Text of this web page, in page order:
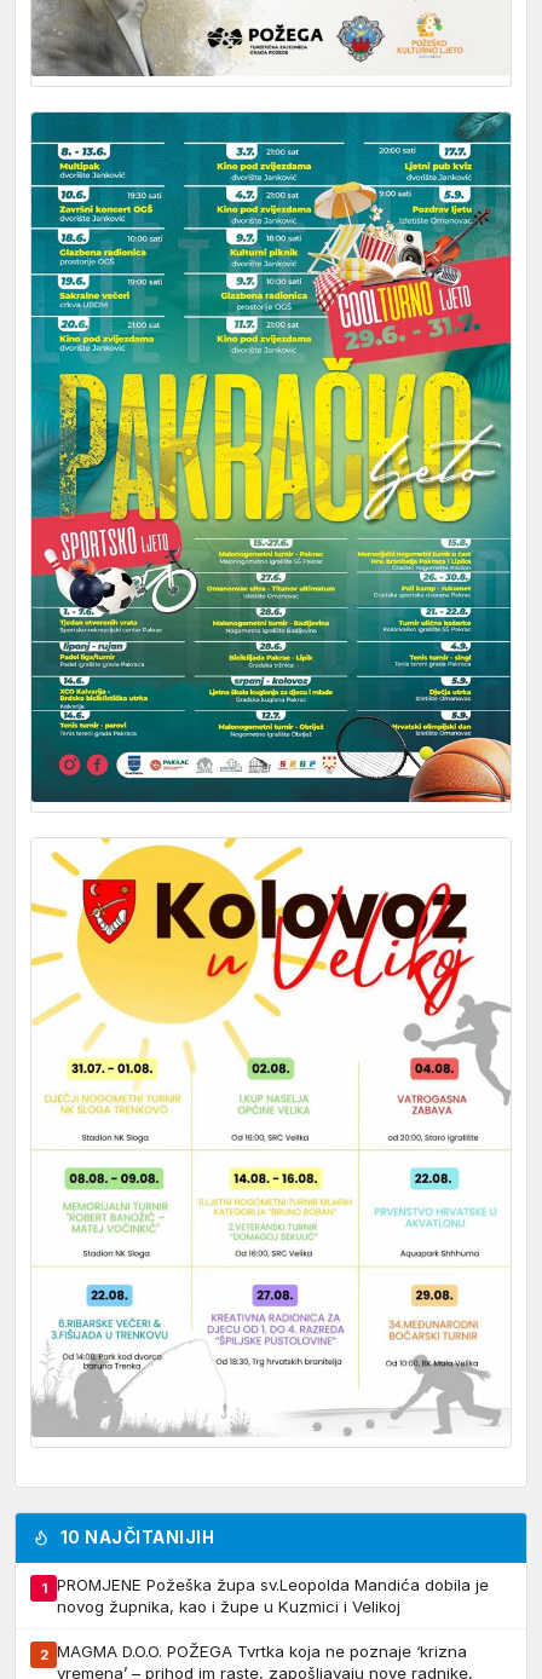
10 NAJČITANIJIH
1
PROMJENE Požeška župa sv.Leopolda Mandića dobila je
novog župnika, kao i župe u Kuzmici i Velikoj
2 MAGMA D.O.O. POŽEGA Tvrtka koja ne poznaje ‘krizna
vremena’ – prihod im raste, zapošljavaju nove radnike,